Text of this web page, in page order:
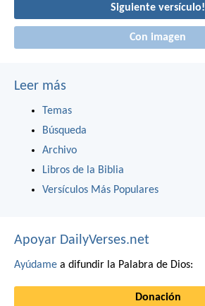
Siguiente versículo!
Con imagen
Leer más
Temas
Búsqueda
Archivo
Libros de la Biblia
Versículos Más Populares
Apoyar DailyVerses.net
Ayúdame a difundir la Palabra de Dios:
Donación